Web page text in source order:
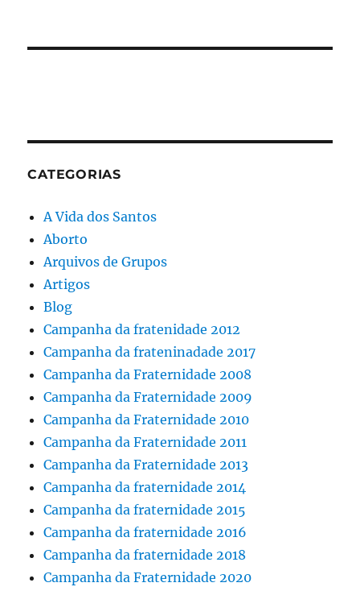
CATEGORIAS
A Vida dos Santos
Aborto
Arquivos de Grupos
Artigos
Blog
Campanha da fratenidade 2012
Campanha da frateninadade 2017
Campanha da Fraternidade 2008
Campanha da Fraternidade 2009
Campanha da Fraternidade 2010
Campanha da Fraternidade 2011
Campanha da Fraternidade 2013
Campanha da fraternidade 2014
Campanha da fraternidade 2015
Campanha da fraternidade 2016
Campanha da fraternidade 2018
Campanha da Fraternidade 2020